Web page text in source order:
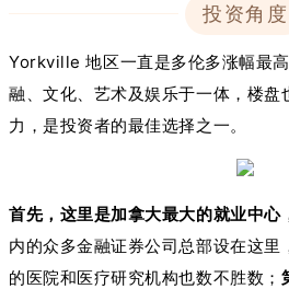
投资角度
Yorkville 地区一直是多伦多涨幅最
融、文化、艺术及娱乐于一体，楼盘
力，是投资者的最佳选择之一。
首先，这里是加拿大最大的就业中心
内的众多金融证券公司总部设在这里
的医院和医疗研究机构也数不胜数；